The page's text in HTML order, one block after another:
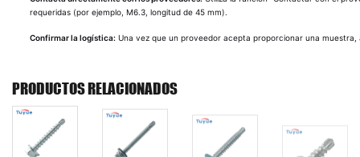
requeridas (por ejemplo, M6.3, longitud de 45 mm).
Confirmar la logística: Una vez que un proveedor acepta proporcionar una
PRODUCTOS RELACIONADOS